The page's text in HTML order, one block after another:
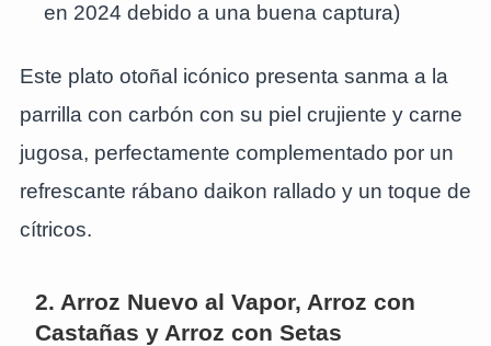
en 2024 debido a una buena captura)
Este plato otoñal icónico presenta sanma a la
parrilla con carbón con su piel crujiente y carne
jugosa, perfectamente complementado por un
refrescante rábano daikon rallado y un toque de
cítricos.
2. Arroz Nuevo al Vapor, Arroz con
Castañas y Arroz con Setas